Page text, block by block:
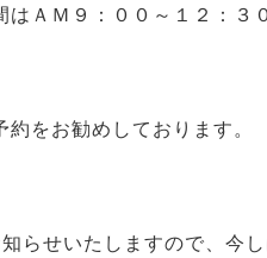
ＡＭ９：００～１２：３
をお勧めしております。
らせいたしますので、今